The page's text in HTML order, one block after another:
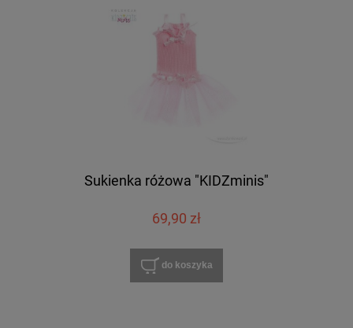
Sukienka różowa "KIDZminis"
69,90 zł
do koszyka